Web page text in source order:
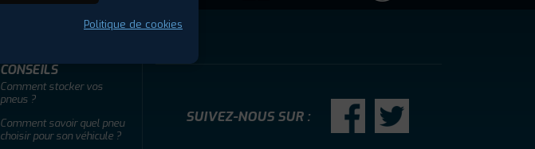
CONSEILS
Comment stocker vos
pneus ?
Comment savoir quel pneu
choisir pour son véhicule ?
SUIVEZ-NOUS SUR :
Politique de cookies